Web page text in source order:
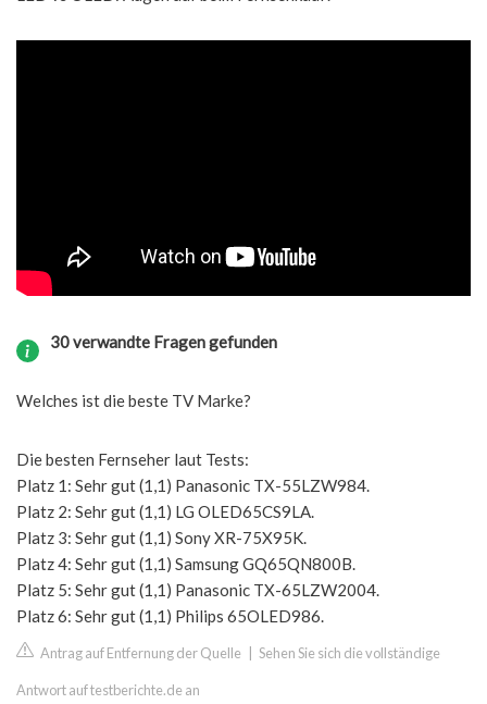
30 verwandte Fragen gefunden
Welches ist die beste TV Marke?
Die besten Fernseher laut Tests:
Platz 1: Sehr gut (1,1) Panasonic TX-55LZW984.
Platz 2: Sehr gut (1,1) LG OLED65CS9LA.
Platz 3: Sehr gut (1,1) Sony XR-75X95K.
Platz 4: Sehr gut (1,1) Samsung GQ65QN800B.
Platz 5: Sehr gut (1,1) Panasonic TX-65LZW2004.
Platz 6: Sehr gut (1,1) Philips 65OLED986.
Antrag auf Entfernung der Quelle Sehen Sie sich die vollständige
Antwort auf testberichte.de an